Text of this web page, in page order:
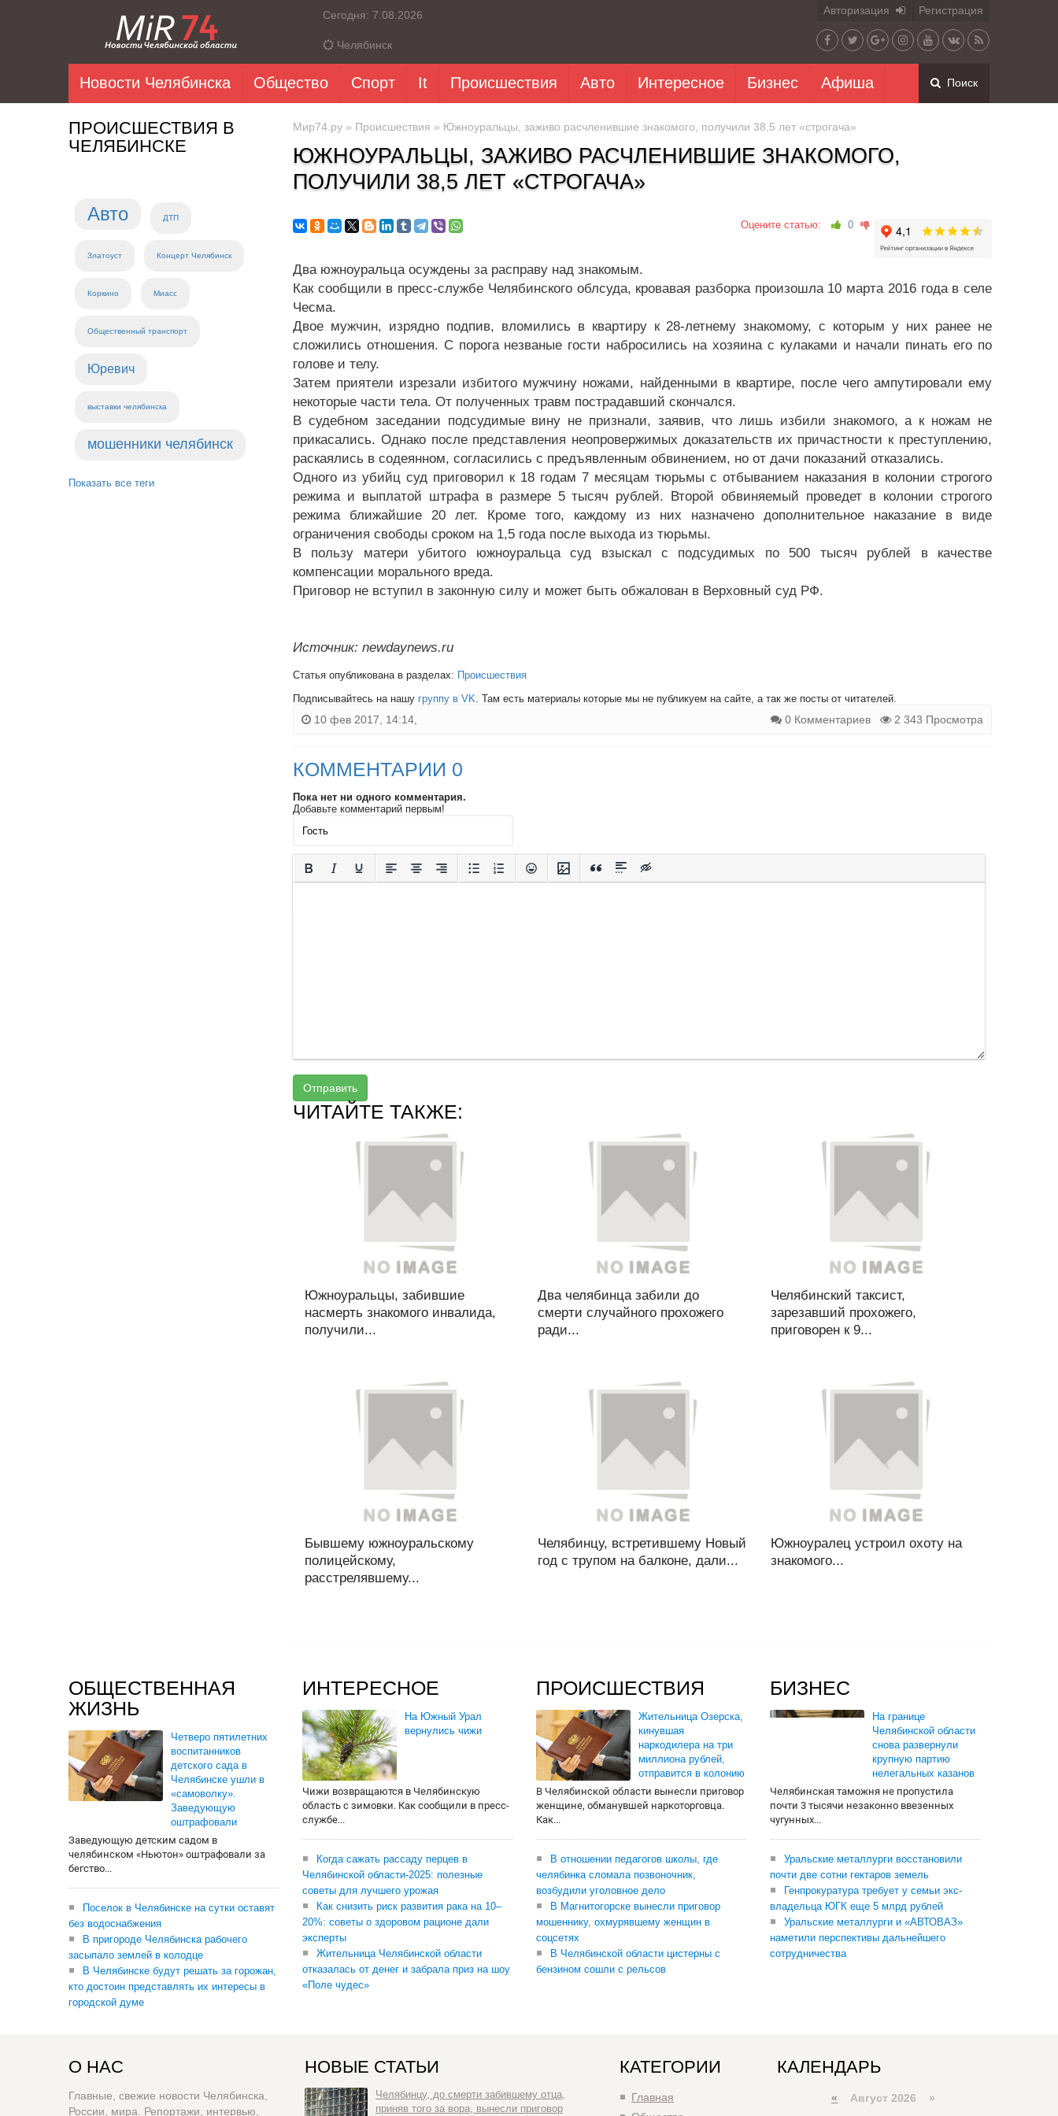
Сегодня: 7.08.2026
Челябинск
Авторизация Регистрация
Новости Челябинска Общество Спорт It Происшествия Авто Интересное Бизнес Афиша Поиск
ПРОИСШЕСТВИЯ В
ЧЕЛЯБИНСКЕ
Авто ДТП
Златоуст Концерт Челябинск
Коркино Миасс
Общественный транспорт
Юревич
выставки челябинска
мошенники челябинск
Показать все теги
Мир74.ру » Происшествия » Южноуральцы, заживо расчленившие знакомого, получили 38,5 лет «строгача»
ЮЖНОУРАЛЬЦЫ, ЗАЖИВО РАСЧЛЕНИВШИЕ ЗНАКОМОГО,
ПОЛУЧИЛИ 38,5 ЛЕТ «СТРОГАЧА»
Оцените статью: 0
Два южноуральца осуждены за расправу над знакомым.
Как сообщили в пресс-службе Челябинского облсуда, кровавая разборка произошла 10 марта 2016 года в селе
Чесма.
Двое мужчин, изрядно подпив, вломились в квартиру к 28-летнему знакомому, с которым у них ранее не
сложились отношения. С порога незваные гости набросились на хозяина с кулаками и начали пинать его по
голове и телу.
Затем приятели изрезали избитого мужчину ножами, найденными в квартире, после чего ампутировали ему
некоторые части тела. От полученных травм пострадавший скончался.
В судебном заседании подсудимые вину не признали, заявив, что лишь избили знакомого, а к ножам не
прикасались. Однако после представления неопровержимых доказательств их причастности к преступлению,
раскаялись в содеянном, согласились с предъявленным обвинением, но от дачи показаний отказались.
Одного из убийц суд приговорил к 18 годам 7 месяцам тюрьмы с отбыванием наказания в колонии строгого
режима и выплатой штрафа в размере 5 тысяч рублей. Второй обвиняемый проведет в колонии строгого
режима ближайшие 20 лет. Кроме того, каждому из них назначено дополнительное наказание в виде
ограничения свободы сроком на 1,5 года после выхода из тюрьмы.
В пользу матери убитого южноуральца суд взыскал с подсудимых по 500 тысяч рублей в качестве
компенсации морального вреда.
Приговор не вступил в законную силу и может быть обжалован в Верховный суд РФ.
Источник: newdaynews.ru
Статья опубликована в разделах: Происшествия
Подписывайтесь на нашу группу в VK. Там есть материалы которые мы не публикуем на сайте, а так же посты от читателей.
10 фев 2017, 14:14, 0 Комментариев 2 343 Просмотра
КОММЕНТАРИИ 0
Пока нет ни одного комментария.
Добавьте комментарий первым!
Отправить
ЧИТАЙТЕ ТАКЖЕ:
Южноуральцы, забившие
насмерть знакомого инвалида,
получили...
Два челябинца забили до
смерти случайного прохожего
ради...
Челябинский таксист,
зарезавший прохожего,
приговорен к 9...
Бывшему южноуральскому
полицейскому,
расстрелявшему...
Челябинцу, встретившему Новый
год с трупом на балконе, дали...
Южноуралец устроил охоту на
знакомого...
ОБЩЕСТВЕННАЯ
ЖИЗНЬ
Четверо пятилетних
воспитанников
детского сада в
Челябинске ушли в
«самоволку».
Заведующую
оштрафовали
Заведующую детским садом в
челябинском «Ньютон» оштрафовали за
бегство...
Поселок в Челябинске на сутки оставят
без водоснабжения
В пригороде Челябинска рабочего
засыпало землей в колодце
В Челябинске будут решать за горожан,
кто достоин представлять их интересы в
городской думе
ИНТЕРЕСНОЕ
На Южный Урал
вернулись чижи
Чижи возвращаются в Челябинскую
область с зимовки. Как сообщили в пресс-
службе...
Когда сажать рассаду перцев в
Челябинской области-2025: полезные
советы для лучшего урожая
Как снизить риск развития рака на 10–
20%: советы о здоровом рационе дали
эксперты
Жительница Челябинской области
отказалась от денег и забрала приз на шоу
«Поле чудес»
ПРОИСШЕСТВИЯ
Жительница Озерска,
кинувшая
наркодилера на три
миллиона рублей,
отправится в колонию
В Челябинской области вынесли приговор
женщине, обманувшей наркоторговца.
Как...
В отношении педагогов школы, где
челябинка сломала позвоночник,
возбудили уголовное дело
В Магнитогорске вынесли приговор
мошеннику, охмурявшему женщин в
соцсетях
В Челябинской области цистерны с
бензином сошли с рельсов
БИЗНЕС
На границе
Челябинской области
снова развернули
крупную партию
нелегальных казанов
Челябинская таможня не пропустила
почти 3 тысячи незаконно ввезенных
чугунных...
Уральские металлурги восстановили
почти две сотни гектаров земель
Генпрокуратура требует у семьи экс-
владельца ЮГК еще 5 млрд рублей
Уральские металлурги и «АВТОВАЗ»
наметили перспективы дальнейшего
сотрудничества
О НАС
Главные, свежие новости Челябинска,
России, мира. Репортажи, интервью,
НОВЫЕ СТАТЬИ
Челябинцу, до смерти забившему отца,
приняв того за вора, вынесли приговор
КАТЕГОРИИ
Главная
КАЛЕНДАРЬ
« Август 2026 »